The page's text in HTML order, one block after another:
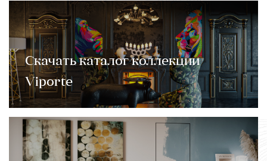
Скачать каталог коллекции
Viporte